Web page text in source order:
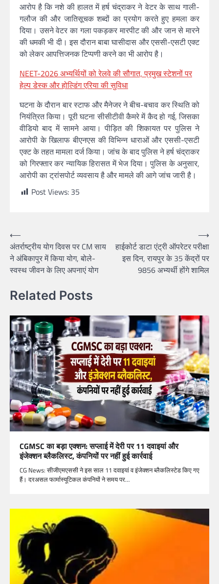
आरोप है कि नशे की हालत में हर्ष चंद्राकर ने वेटर के साथ गाली-
गलौज की और जातिसूचक शब्दों का प्रयोग करते हुए हमला कर
दिया। उसने वेटर का गला पकड़कर मारपीट की और जान से मारने
की धमकी भी दी। इस दौरान बाबा घासीदास और एससी-एसटी एक्ट
को लेकर आपत्तिजनक टिप्पणी करने का भी आरोप है।
NEET-2026 अभ्यर्थियों को रेलवे की सौगात, प्रमुख स्टेशनों पर
हेल्प डेस्क और होल्डिंग एरिया की सुविधा
घटना के दौरान बार स्टाफ और मैनेजर ने बीच-बचाव कर स्थिति को
नियंत्रित किया। पूरी घटना सीसीटीवी कैमरे में कैद हो गई, जिसका
वीडियो बाद में सामने आया। पीड़ित की शिकायत पर पुलिस ने
आरोपी के खिलाफ बीएनएस की विभिन्न धाराओं और एससी-एसटी
एक्ट के तहत मामला दर्ज किया। जांच के बाद पुलिस ने हर्ष चंद्राकर
को गिरफ्तार कर न्यायिक हिरासत में भेज दिया। पुलिस के अनुसार,
आरोपी का ट्रांसपोर्ट व्यवसाय है और मामले की आगे जांच जारी है।
Post Views: 35
Post
navigation
⟵
अंतर्राष्ट्रीय योग दिवस पर CM साय
ने अंबिकापुर में किया योग, बोले-
स्वस्थ जीवन के लिए अपनाएं योग
हाईकोर्ट डाटा एंट्री ऑपरेटर परीक्षा
इस दिन, रायपुर के 35 केंद्रों पर
9856 अभ्यर्थी होंगे शामिल
⟶
Related Posts
CGMSC का बड़ा एक्शन: सप्लाई में देरी पर 11 दवाइयां और
इंजेक्शन ब्लैकलिस्ट, कंपनियों पर नहीं हुई कार्रवाई
CG News: सीजीएमएससी ने इस साल 11 दवाइयां व इंजेक्शन ब्लैकलिस्टेड किए गए
हैं। दरअसल फार्मास्यूटिकल कंपनियों ने समय पर…